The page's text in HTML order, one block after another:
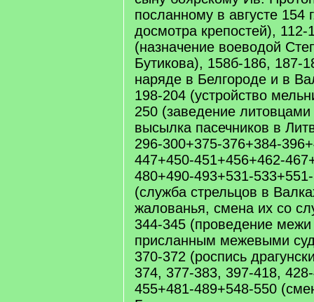
посланному в августе 154
досмотра крепостей),
(назначение воеводой
Бутикова), 158б-186, 187-
наряде в Белгороде и в
198-204 (устройство
250 (заведение
высылка пасечников в
296-300+375-376+384-
447+450-451+456+462-
480+490-493+531-
(служба стрельцов в
жалованья, смена их со
344-345 (проведение
присланным межевыми
370-372 (роспись
374, 377-383, 397-418,
455+481-489+548-550